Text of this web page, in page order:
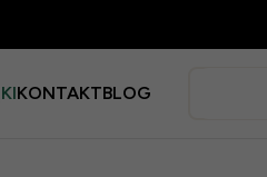
KONTAKTBLOG